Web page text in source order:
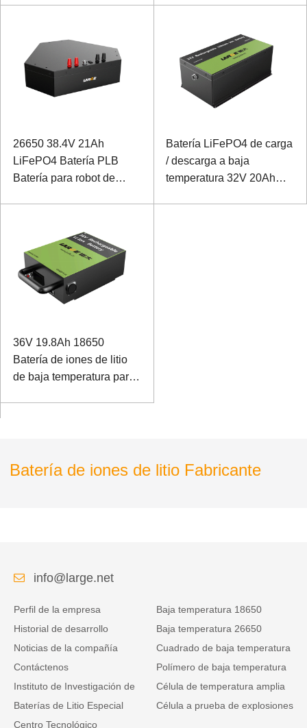
26650 38.4V 21Ah
LiFePO4 Batería PLB
Batería para robot de
Batería LiFePO4 de carga
/ descarga a baja
temperatura 32V 20Ah
36V 19.8Ah 18650
Batería de iones de litio
de baja temperatura para
Batería de iones de litio Fabricante
info@large.net
Perfil de la empresa
Historial de desarrollo
Noticias de la compañía
Contáctenos
Instituto de Investigación de
Baterías de Litio Especial
Centro Tecnológico
Baja temperatura 18650
Baja temperatura 26650
Cuadrado de baja temperatura
Polímero de baja temperatura
Célula de temperatura amplia
Célula a prueba de explosiones